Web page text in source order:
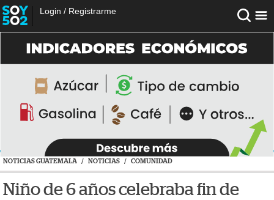
Login / Registrarme
NOTICIAS GUATEMALA / NOTICIAS / COMUNIDAD
Niño de 6 años celebraba fin de